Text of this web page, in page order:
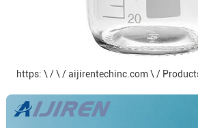
https: \ / \ / aijirentechinc.com \ /